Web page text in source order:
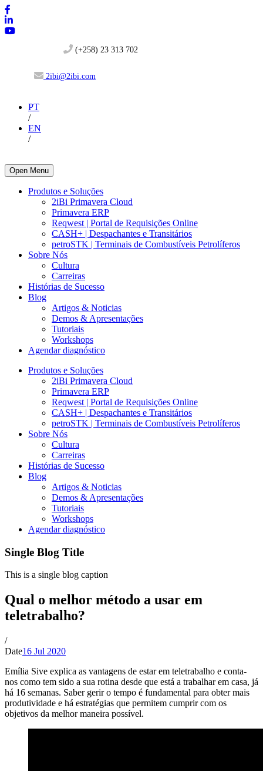
(+258) 23 313 702
2ibi@2ibi.com
PT
/
EN
/
Open Menu
Produtos e Soluções
2iBi Primavera Cloud
Primavera ERP
Reqwest | Portal de Requisições Online
CASH+ | Despachantes e Transitários
petroSTK | Terminais de Combustíveis Petrolíferos
Sobre Nós
Cultura
Carreiras
Histórias de Sucesso
Blog
Artigos & Noticias
Demos & Apresentações
Tutoriais
Workshops
Agendar diagnóstico
Produtos e Soluções
2iBi Primavera Cloud
Primavera ERP
Reqwest | Portal de Requisições Online
CASH+ | Despachantes e Transitários
petroSTK | Terminais de Combustíveis Petrolíferos
Sobre Nós
Cultura
Carreiras
Histórias de Sucesso
Blog
Artigos & Noticias
Demos & Apresentações
Tutoriais
Workshops
Agendar diagnóstico
Single Blog Title
This is a single blog caption
Qual o melhor método a usar em
teletrabalho?
/
Date16 Jul 2020
Emília Sive explica as vantagens de estar em teletrabalho e conta-
nos como tem sido a sua rotina desde que está a trabalhar em casa, já
há 16 semanas. Saber gerir o tempo é fundamental para obter mais
produtividade e há estratégias que permitem cumprir com os
objetivos da melhor maneira possível.